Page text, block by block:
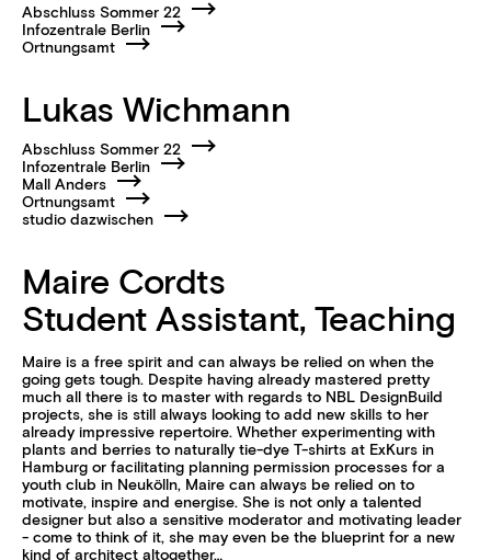
Abschluss Sommer 22
Infozentrale Berlin
Ortnungsamt
Lukas Wichmann
Abschluss Sommer 22
Infozentrale Berlin
Mall Anders
Ortnungsamt
studio dazwischen
Maire Cordts
Student Assistant, Teaching
Maire is a free spirit and can always be relied on when the
going gets tough. Despite having already mastered pretty
much all there is to master with regards to NBL DesignBuild
projects, she is still always looking to add new skills to her
already impressive repertoire. Whether experimenting with
plants and berries to naturally tie-dye T-shirts at ExKurs in
Hamburg or facilitating planning permission processes for a
youth club in Neukölln, Maire can always be relied on to
motivate, inspire and energise. She is not only a talented
designer but also a sensitive moderator and motivating leader
- come to think of it, she may even be the blueprint for a new
kind of architect altogether…